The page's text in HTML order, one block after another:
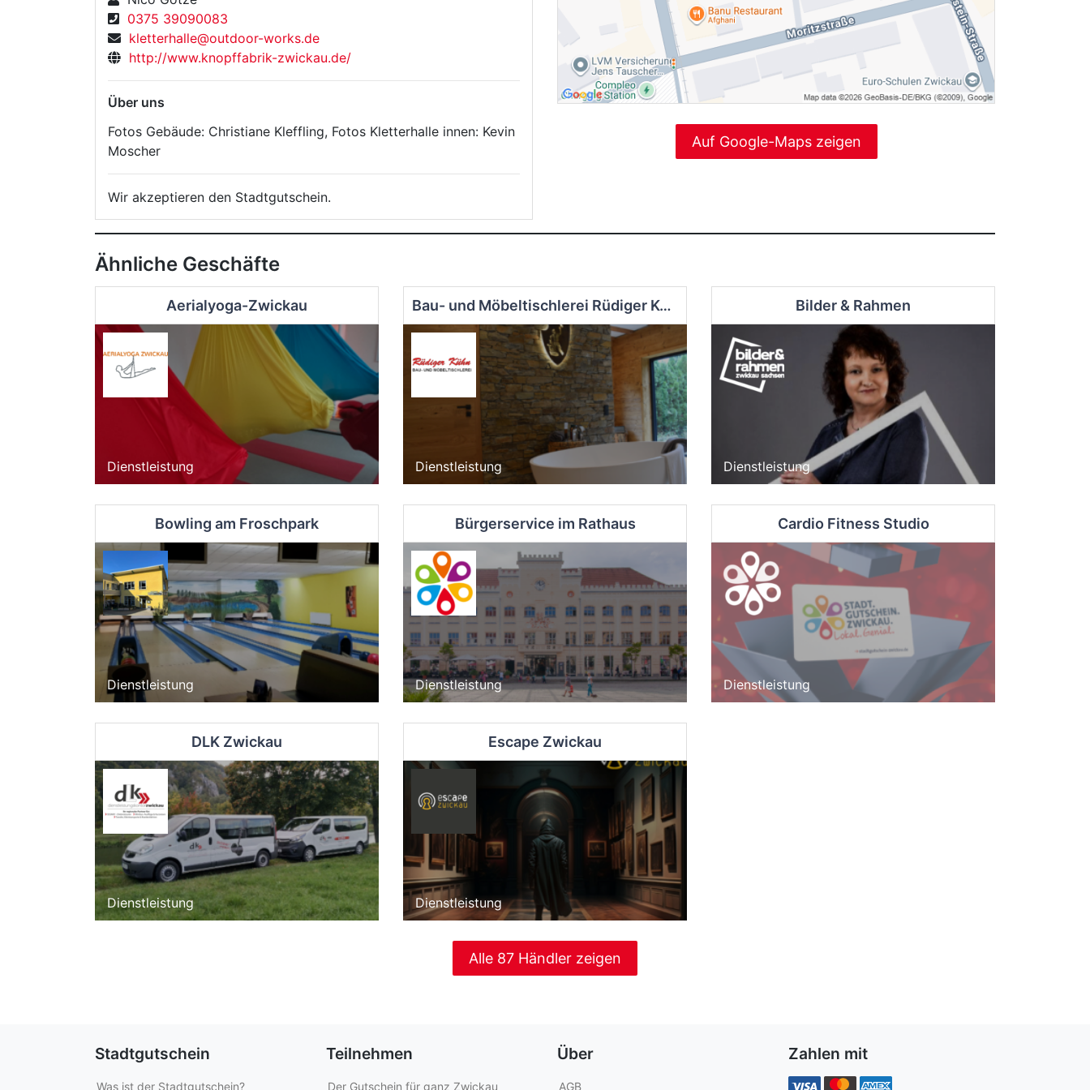
0375 39090083
kletterhalle@outdoor-works.de
http://www.knopffabrik-zwickau.de/
Über uns
Fotos Gebäude: Christiane Kleffling, Fotos Kletterhalle innen: Kevin
Moscher
Wir akzeptieren den Stadtgutschein.
Auf Google-Maps zeigen
Ähnliche Geschäfte
Aerialyoga-Zwickau
Dienstleistung
Bau- und Möbeltischlerei Rüdiger Kühn
Dienstleistung
Bilder & Rahmen
Dienstleistung
Bowling am Froschpark
Dienstleistung
Bürgerservice im Rathaus
Dienstleistung
Cardio Fitness Studio
Dienstleistung
DLK Zwickau
Dienstleistung
Escape Zwickau
Dienstleistung
Alle 87 Händler zeigen
Stadtgutschein
Was ist der Stadtgutschein?
Teilnehmen
Der Gutschein für ganz Zwickau
Über
AGB
Zahlen mit